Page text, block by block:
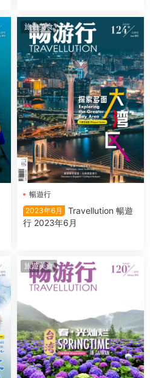
旅遊美食
暢遊行
2023年6月
Travellution 暢遊
行 2023年6月
旅遊美食